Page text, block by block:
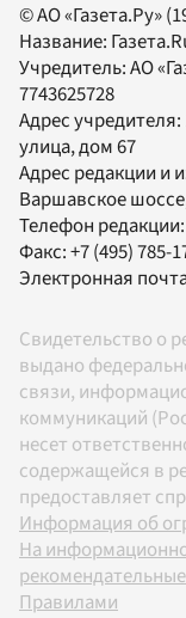
© АО «Газета.Ру»
Название:
Учредитель:АО
7743625728
Адрес
улица, дом 67
Адрес редакции и
Варшавское
Телефон редакции:
Факс:+7 (495) 785-
Электронная
Свидетельство о
выдано
связи,
коммуникаций
несет
содержащейся в
предоставляет
Информация об
На
Правилами